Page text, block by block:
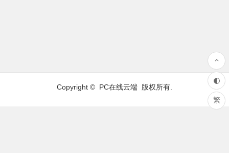
Copyright © PC在线云端 版权所有.
繁